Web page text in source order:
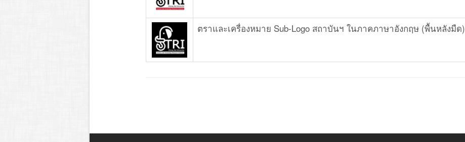
ตราและเครื่องหมาย Sub-Logo สถาบันฯ ในภาคภาษาอังกฤษ (พื้นหลังมืด)